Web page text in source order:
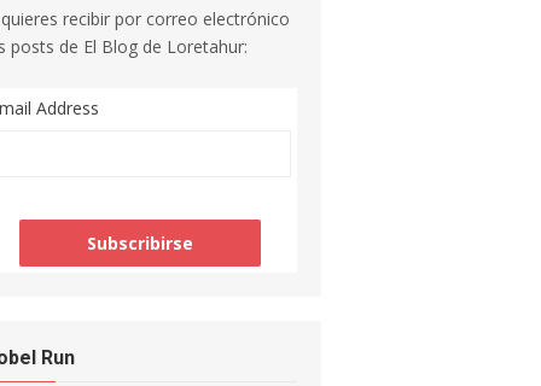
recibir por correo electrónico
posts de El Blog de Loretahur:
Address
Run